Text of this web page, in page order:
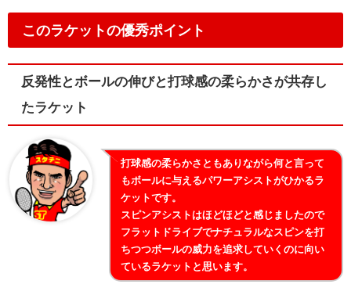
このラケットの優秀ポイント
反発性とボールの伸びと打球感の柔らかさが共存し
たラケット
打球感の柔らかさともありながら何と言って
もボールに与えるパワーアシストがひかるラ
ケットです。
スピンアシストはほどほどと感じましたので
フラットドライブでナチュラルなスピンを打
ちつつボールの威力を追求していくのに向い
ているラケットと思います。